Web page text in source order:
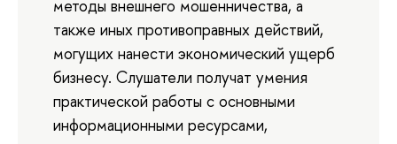
методы внешнего мошенничества, а
также иных противоправных действий,
могущих нанести экономический ущерб
бизнесу. Слушатели получат умения
практической работы с основными
информационными ресурсами,